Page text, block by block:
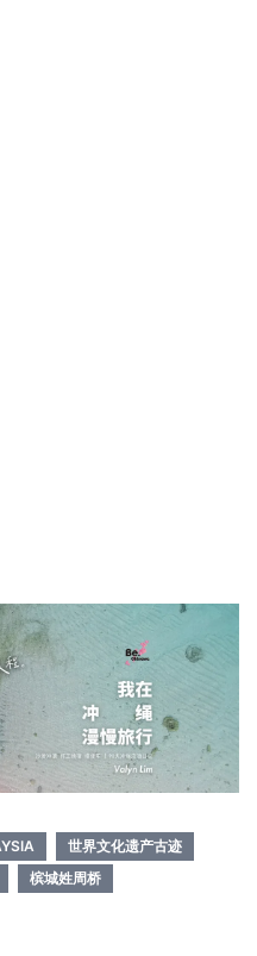
世界文化遗产古迹
槟城姓周桥